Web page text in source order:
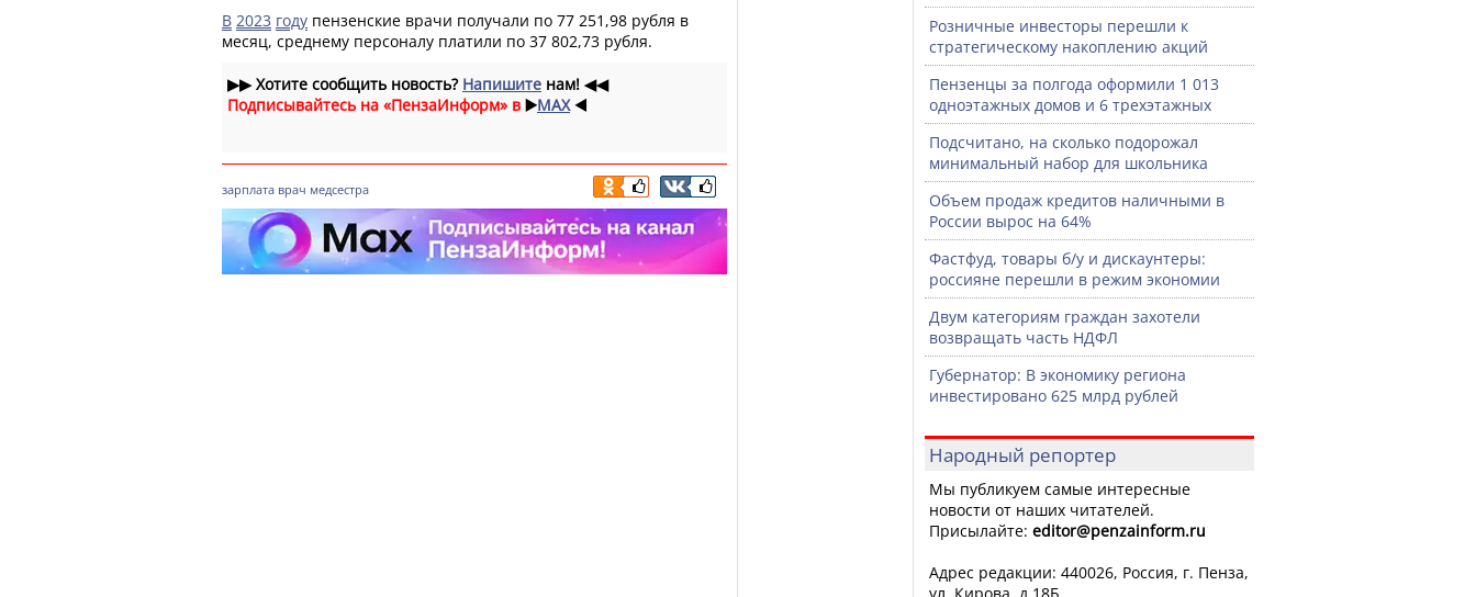
В 2023 году пензенские врачи получали по 77 251,98 рубля в
месяц, среднему персоналу платили по 37 802,73 рубля.
▶▶Хотите сообщить новость? Напишите нам! ◀◀
Подписывайтесь на «ПензаИнформ» в ▶️MAX ◀️
зарплата врач медсестра
Розничные инвесторы перешли к
стратегическому накоплению акций
Пензенцы за полгода оформили 1 013
одноэтажных домов и 6 трехэтажных
Подсчитано, на сколько подорожал
минимальный набор для школьника
Объем продаж кредитов наличными в
России вырос на 64%
Фастфуд, товары б/у и дискаунтеры:
россияне перешли в режим экономии
Двум категориям граждан захотели
возвращать часть НДФЛ
Губернатор: В экономику региона
инвестировано 625 млрд рублей
Народный репортер
Мы публикуем самые интересные
новости от наших читателей.
Присылайте: editor@penzainform.ru
Адрес редакции: 440026, Россия, г. Пенза,